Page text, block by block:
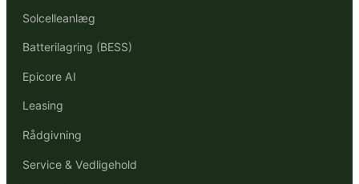
Solcelleanlæg
Batterilagring (BESS)
Epicore AI
Leasing
Rådgivning
Service & Vedligehold